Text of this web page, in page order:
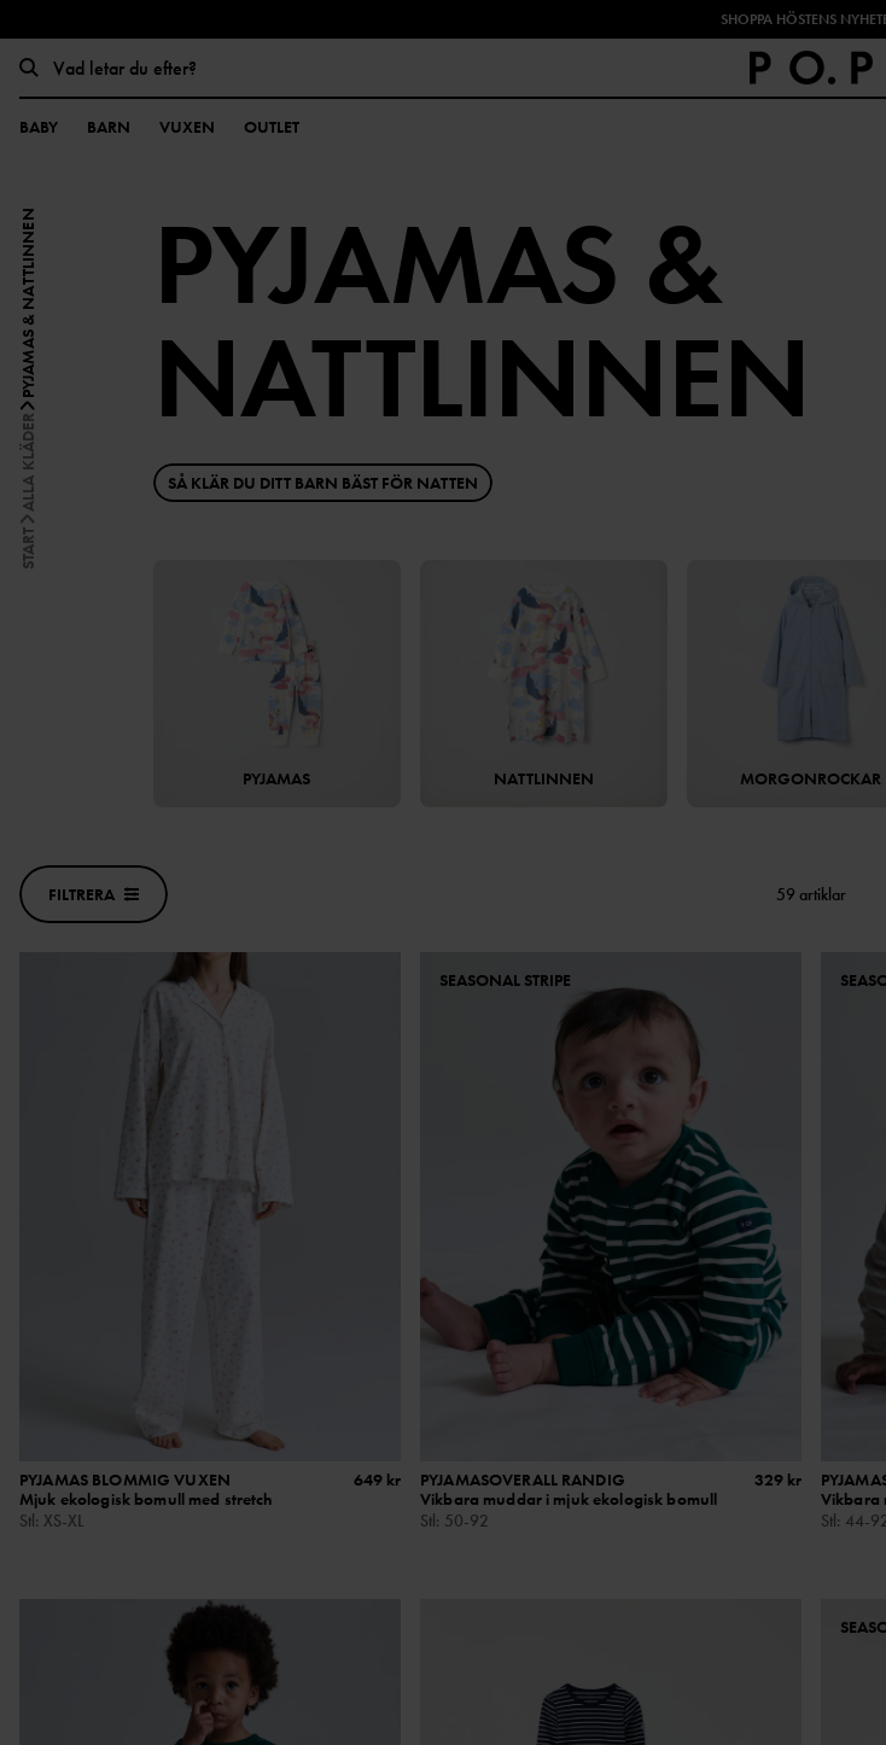
SHOPPA HÖSTENS
BABY BARN VUXEN OUTLET
START
ALLA KLÄDER
PYJAMAS & NATTLINNEN PYJAMAS &
NATTLINNEN
SÅ KLÄR DU DITT BARN BÄST FÖR NATTEN
PYJAMAS NATTLINNEN MORGONROCKAR
FILTRERA 59 artiklar
PYJAMAS BLOMMIG VUXEN
Mjuk ekologisk bomull med stretch
Stl: XS-XL
649 kr
SEASONAL STRIPE
PYJAMASOVERALL RANDIG
Vikbara muddar i mjuk ekologisk bomull
Stl: 50-92
329 kr
Vikbara
Stl: 44-